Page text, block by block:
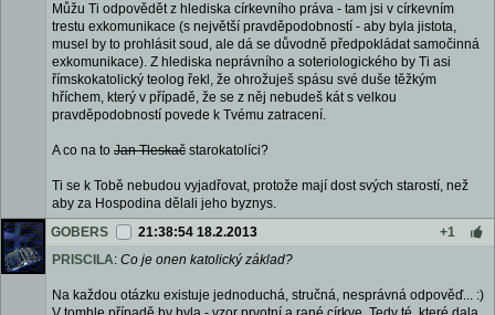
Můžu Ti odpovědět z hlediska církevního práva - tam jsi v církevním
trestu exkomunikace (s největší pravděpodobností - aby byla jistota,
musel by to prohlásit soud, ale dá se důvodně předpokládat samočinná
exkomunikace). Z hlediska neprávního a soteriologického by Ti asi
římskokatolický teolog řekl, že ohrožuješ spásu své duše těžkým
hříchem, který v případě, že se z něj nebudeš kát s velkou
pravděpodobností povede k Tvému zatracení.
A co na to Jan Tleskač starokatolíci?
Ti se k Tobě nebudou vyjadřovat, protože mají dost svých starostí, než
aby za Hospodina dělali jeho byznys.
GOBERS
21:38:54 18.2.2013
+1
PRISCILA: Co je onen katolický základ?
Na každou otázku existuje jednoduchá, stručná, nesprávná odpověď... :)